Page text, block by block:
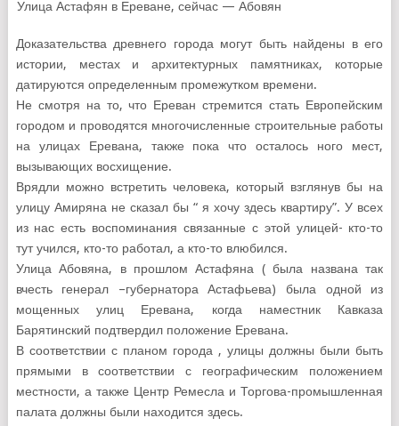
Улица Астафян в Ереване, сейчас — Абовян
Доказательства древнего города могут быть найдены в его
истории, местах и архитектурных памятниках, которые
датируются определенным промежутком времени.
Не смотря на то, что Ереван стремится стать Европейским
городом и проводятся многочисленные строительные работы
на улицах Еревана, также пока что осталось ного мест,
вызывающих восхищение.
Врядли можно встретить человека, который взглянув бы на
улицу Амиряна не сказал бы “ я хочу здесь квартиру”. У всех
из нас есть воспоминания связанные с этой улицей- кто-то
тут учился, кто-то работал, а кто-то влюбился.
Улица Абовяна, в прошлом Астафяна ( была названа так
вчесть генерал –губернатора Астафьева) была одной из
мощенных улиц Еревана, когда наместник Кавказа
Барятинский подтвердил положение Еревана.
В соответствии с планом города , улицы должны были быть
прямыми в соответствии с географическим положением
местности, а также Центр Ремесла и Торгова-промышленная
палата должны были находится здесь.